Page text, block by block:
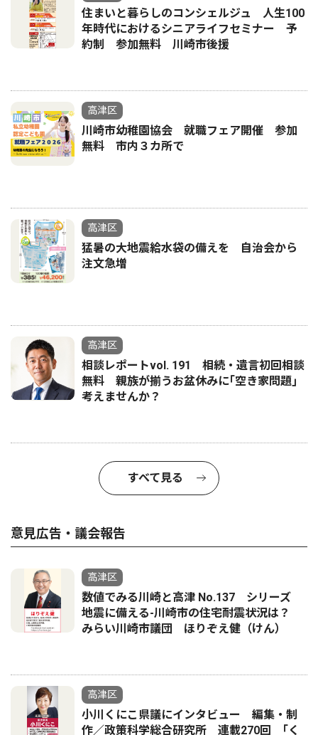
住まいと暮らしのコンシェルジュ 人生100
年時代におけるシニアライフセミナー 予
約制 参加無料 川崎市後援
高津区
川崎市幼稚園協会 就職フェア開催 参加
無料 市内３カ所で
高津区
猛暑の大地震給水袋の備えを 自治会から
注文急増
高津区
相談レポートvol. 191 相続・遺言初回相談
無料 親族が揃うお盆休みに｢空き家問題｣
考えませんか？
すべて見る
意見広告・議会報告
高津区
数値でみる川崎と高津 No.137 シリーズ
地震に備える-川崎市の住宅耐震状況は？
みらい川崎市議団 ほりぞえ健（けん）
高津区
小川くにこ県議にインタビュー 編集・制
作／政策科学総合研究所 連載270回 ｢く